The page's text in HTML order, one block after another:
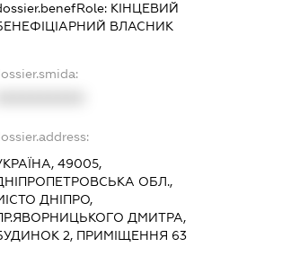
КІНЦЕВИЙ
ВЛАСНИК
49005,
ОБЛ.,
ДНІПРО,
ДМИТРА,
2, ПРИМІЩЕННЯ 63